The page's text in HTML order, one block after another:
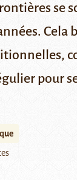
se
Cela
pour